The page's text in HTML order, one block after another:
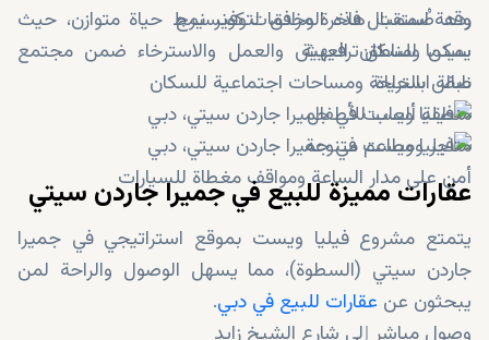
ردهة استقبال فاخرة وخدمات كونسيرج
سينما ومناطق ترفيهية
صالة استراحة ومساحات اجتماعية للسكان
منطقة ألعاب للأطفال
متاجر ومطاعم متنوعة
أمن على مدار الساعة ومواقف مغطاة للسيارات
وقد صُممت هذه المرافق لتوفير نمط حياة متوازن، حيث
يمكن للسكان العيش والعمل والاسترخاء ضمن مجتمع
نابض بالحياة.
عقارات مميزة للبيع في جميرا جاردن سيتي
يتمتع مشروع فيليا ويست بموقع استراتيجي في جميرا
جاردن سيتي (السطوة)، مما يسهل الوصول والراحة لمن
يبحثون عن عقارات للبيع في دبي.